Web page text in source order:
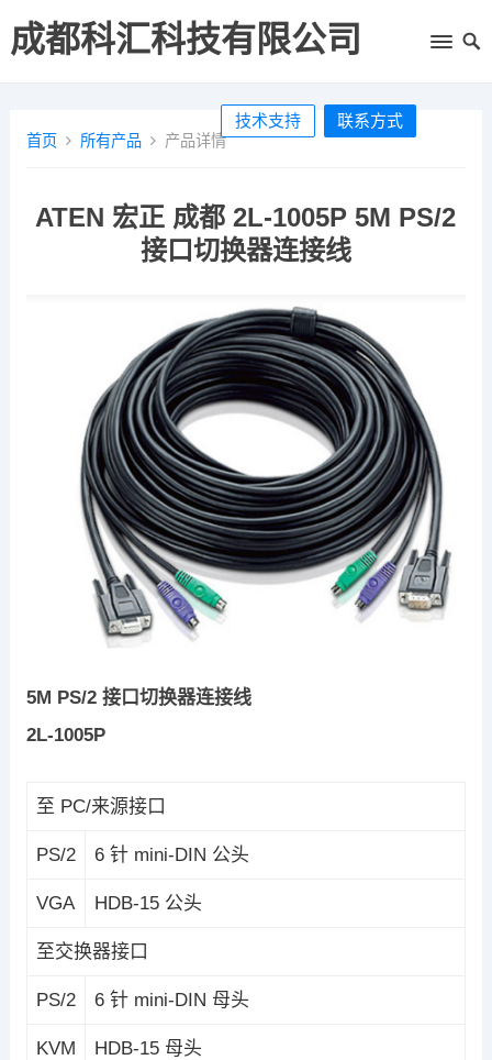
成都科汇科技有限公司
技术支持 联系方式
首页 所有产品 产品详情
ATEN 宏正 成都 2L-1005P 5M PS/2
接口切换器连接线
5M PS/2 接口切换器连接线
2L-1005P
至 PC/来源接口
PS/2 6 针 mini-DIN 公头
VGA HDB-15 公头
至交换器接口
PS/2 6 针 mini-DIN 母头
KVM
HDB-15 母头